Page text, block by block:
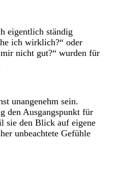
eigentlich ständig
ich wirklich?“ oder
nicht gut?“ wurden für
unangenehm sein.
den Ausgangspunkt für
sie den Blick auf eigene
unbeachtete Gefühle